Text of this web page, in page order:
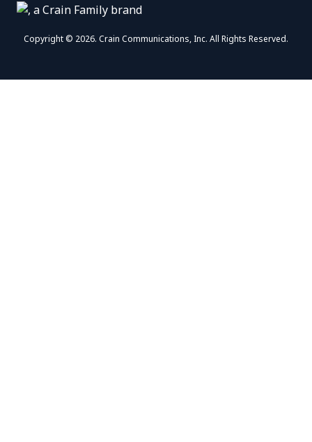
Return to homepage
Copyright © 2026. Crain Communications, Inc. All Rights Reserved.